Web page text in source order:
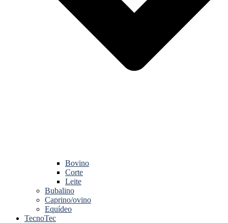
Bovino
Corte
Leite
Bubalino
Caprino/ovino
Equídeo
TecnoTec